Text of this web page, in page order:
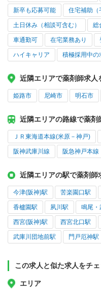
新卒も応募可能 住宅補助（
土日休み（相談可含む） 総
車通勤可 在宅業務あり
ハイキャリア 積極採用中の
近隣エリアで薬剤師求人
姫路市 尼崎市 明石市
近隣エリアの路線で薬剤
ＪＲ東海道本線(米原－神戸)
阪神武庫川線 阪急神戸本線
近隣エリアの駅で薬剤師
今津(阪神)駅 苦楽園口駅
香櫨園駅 夙川駅 鳴尾・
西宮(阪神)駅 西宮北口駅
武庫川団地前駅 門戸厄神駅
この求人と似た求人をチェ
エリア